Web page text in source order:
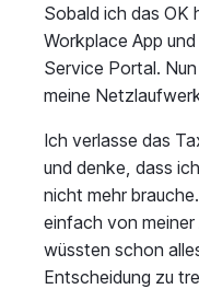
Sobald ich das OK
Workplace App
Service Portal.
meine
Ich verlasse das
und denke, dass
nicht mehr
einfach von
wüssten schon
Entscheidung zu